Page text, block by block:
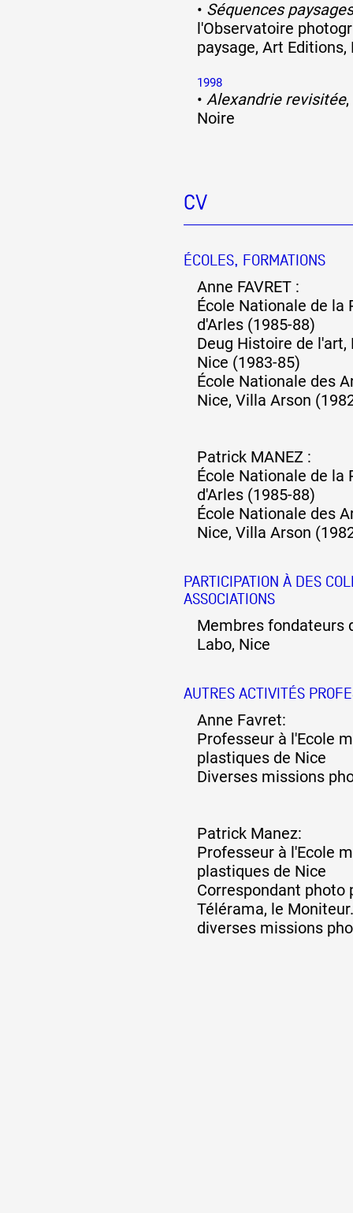
• Séquences paysages
l'Observatoire
paysage, Art Editions,
1998
• Alexandrie revisitée
Noire
CV
ÉCOLES, FORMATIONS
Anne FAVRET :
École Nationale de la
d'Arles (1985-88)
Deug Histoire de
Nice (1983-85)
École Nationale des
Nice, Villa Arson
Patrick MANEZ :
École Nationale de la
d'Arles (1985-88)
École Nationale des
Nice, Villa Arson
PARTICIPATION À DES
ASSOCIATIONS
Membres fondateurs
Labo, Nice
AUTRES ACTIVITÉS
Anne Favret:
Professeur à l'Ecole
plastiques de Nice
Diverses missions
Patrick Manez:
Professeur à l'Ecole
plastiques de Nice
Correspondant photo
Télérama, le
diverses missions